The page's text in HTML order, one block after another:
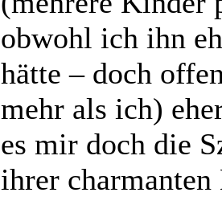
obwohl ich ihn
hätte – doch
mehr als ich)
es mir doch die
ihrer